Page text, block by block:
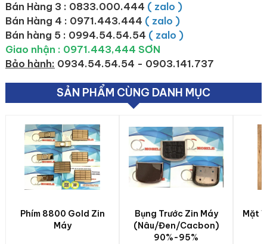
Bán Hàng 3 : 0833.000.444 ( zalo )
Bán Hàng 4 : 0971.443.444 ( zalo )
Bán hàng 5 : 0994.54.54.54 ( zalo )
Giao nhận : 0971.443,444 SƠN
Bảo hành: 0934.54.54.54 - 0903.141.737
SẢN PHẨM CÙNG DANH MỤC
Phím 8800 Gold Zin
Máy
Bụng Trước Zin Máy
(Nâu/Đen/Cacbon)
90%-95%
Mặt